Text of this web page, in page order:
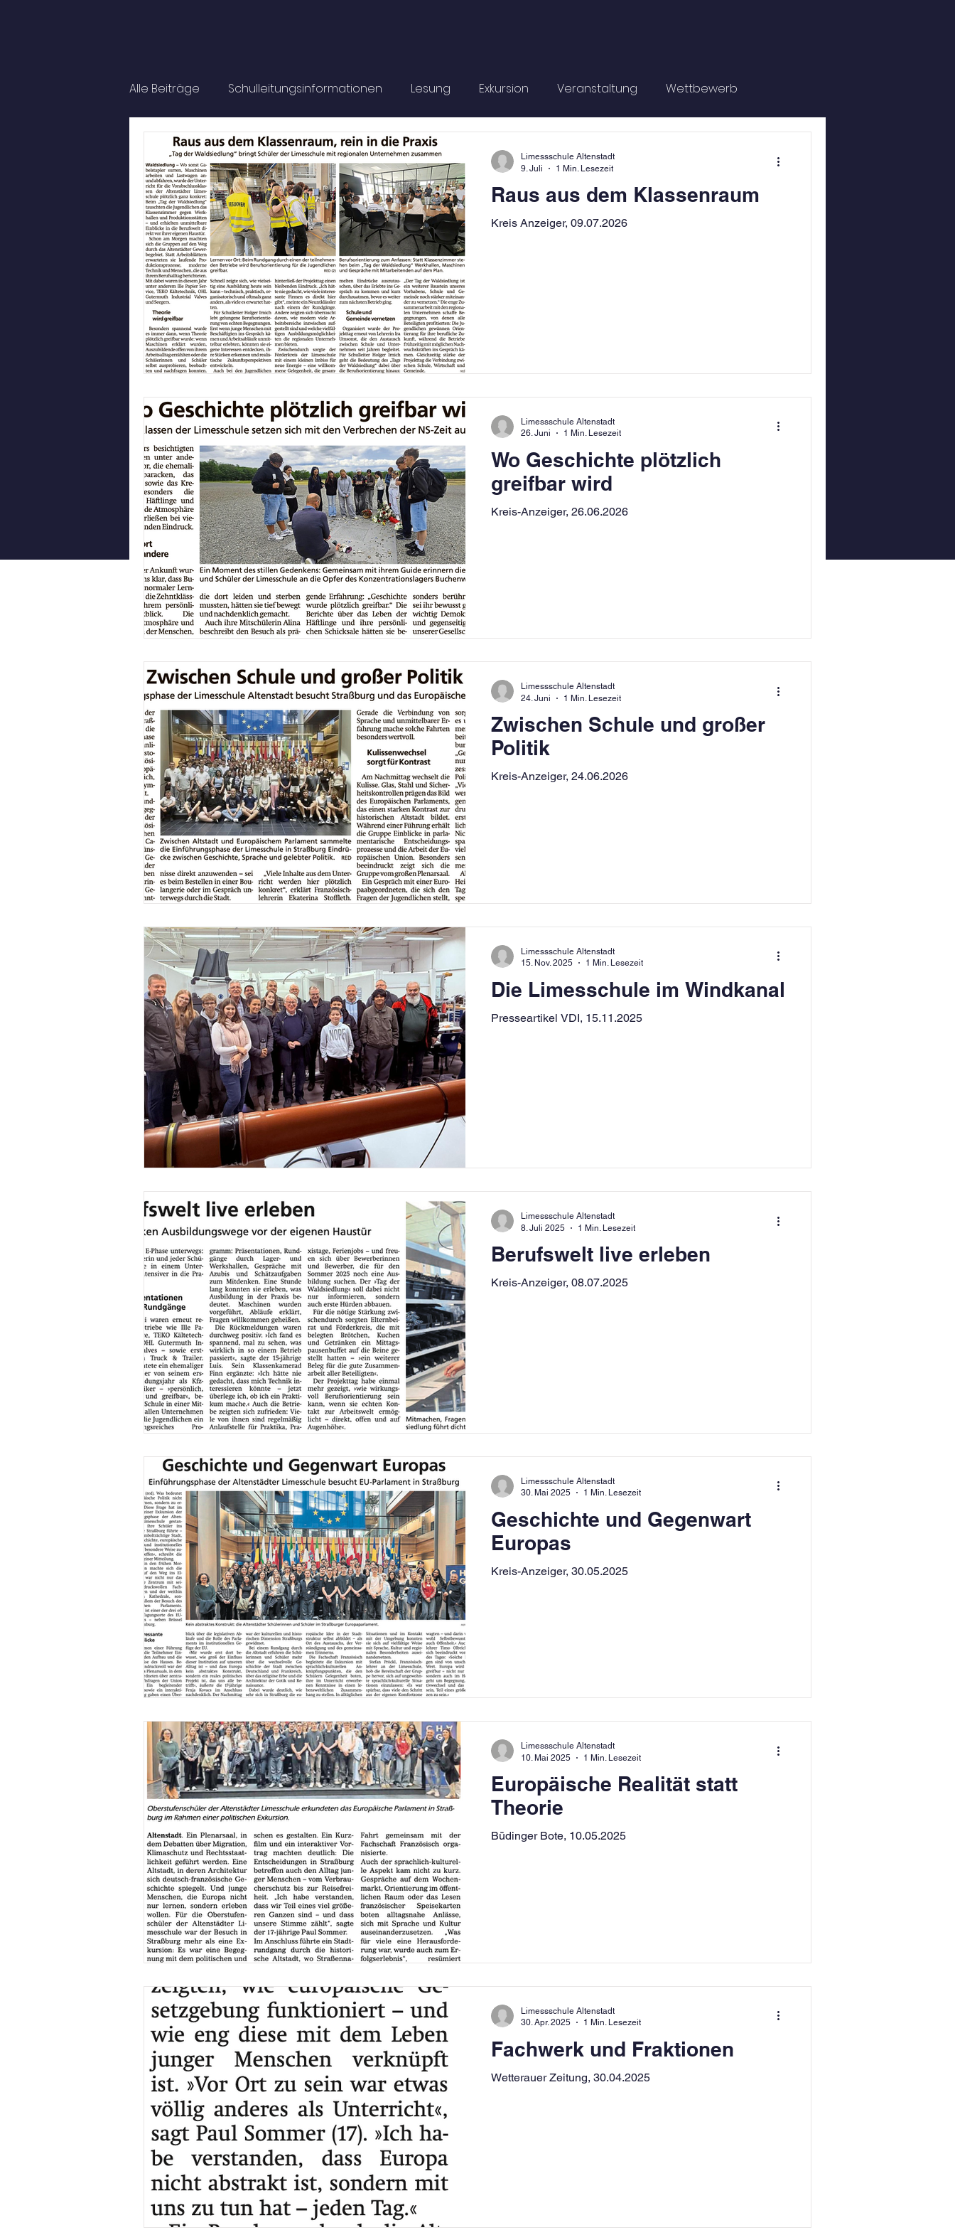
Alle Beiträge Schulleitungsinformationen Lesung Exkursion Veranstaltung Wettbewerb
Fahrten Auszeichnung Informationen
Raus aus dem Klassenraum
Kreis Anzeiger, 09.07.2026
Limessschule Altenstadt
9. Juli
1 Min. Lesezeit
Wo Geschichte plötzlich
greifbar wird
Kreis-Anzeiger, 26.06.2026
Limessschule Altenstadt
26. Juni
1 Min. Lesezeit
Zwischen Schule und großer
Politik
Kreis-Anzeiger, 24.06.2026
Limessschule Altenstadt
24. Juni
1 Min. Lesezeit
Die Limesschule im Windkanal
Presseartikel VDI, 15.11.2025
Limessschule Altenstadt
15. Nov. 2025
1 Min. Lesezeit
Berufswelt live erleben
Kreis-Anzeiger, 08.07.2025
Limessschule Altenstadt
8. Juli 2025
1 Min. Lesezeit
Geschichte und Gegenwart
Europas
Kreis-Anzeiger, 30.05.2025
Limessschule Altenstadt
30. Mai 2025
1 Min. Lesezeit
Europäische Realität statt
Theorie
Büdinger Bote, 10.05.2025
Limessschule Altenstadt
10. Mai 2025
1 Min. Lesezeit
Fachwerk und Fraktionen
Wetterauer Zeitung, 30.04.2025
Limessschule Altenstadt
30. Apr. 2025
1 Min. Lesezeit